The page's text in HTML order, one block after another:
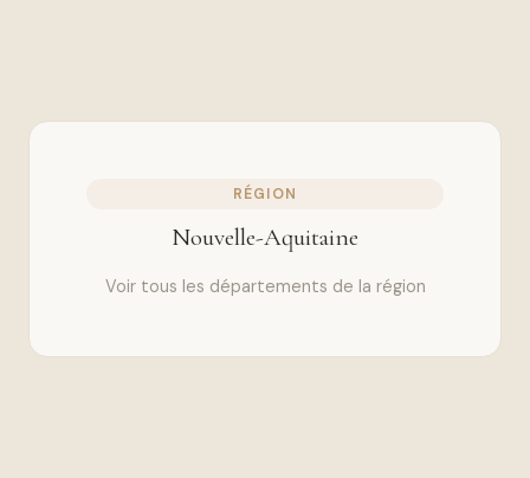
RÉGION
Nouvelle-Aquitaine
Voir tous les départements de la région